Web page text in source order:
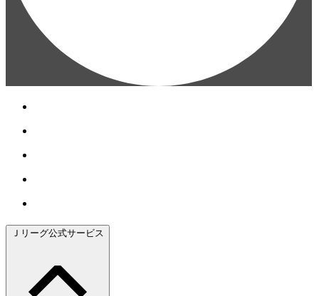
Ｊリーグ公式サービス